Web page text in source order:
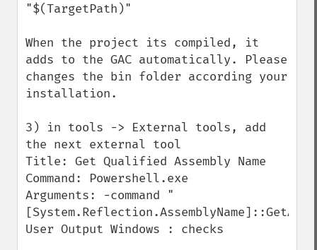
"$(TargetPath)"
When the project its compiled, it
adds to the GAC automatically. Please
changes the bin folder according your
installation.
3) in tools -> External tools, add
the next external tool
Title: Get Qualified Assembly Name
Command: Powershell.exe
Arguments: -command "
User Output Windows : checks